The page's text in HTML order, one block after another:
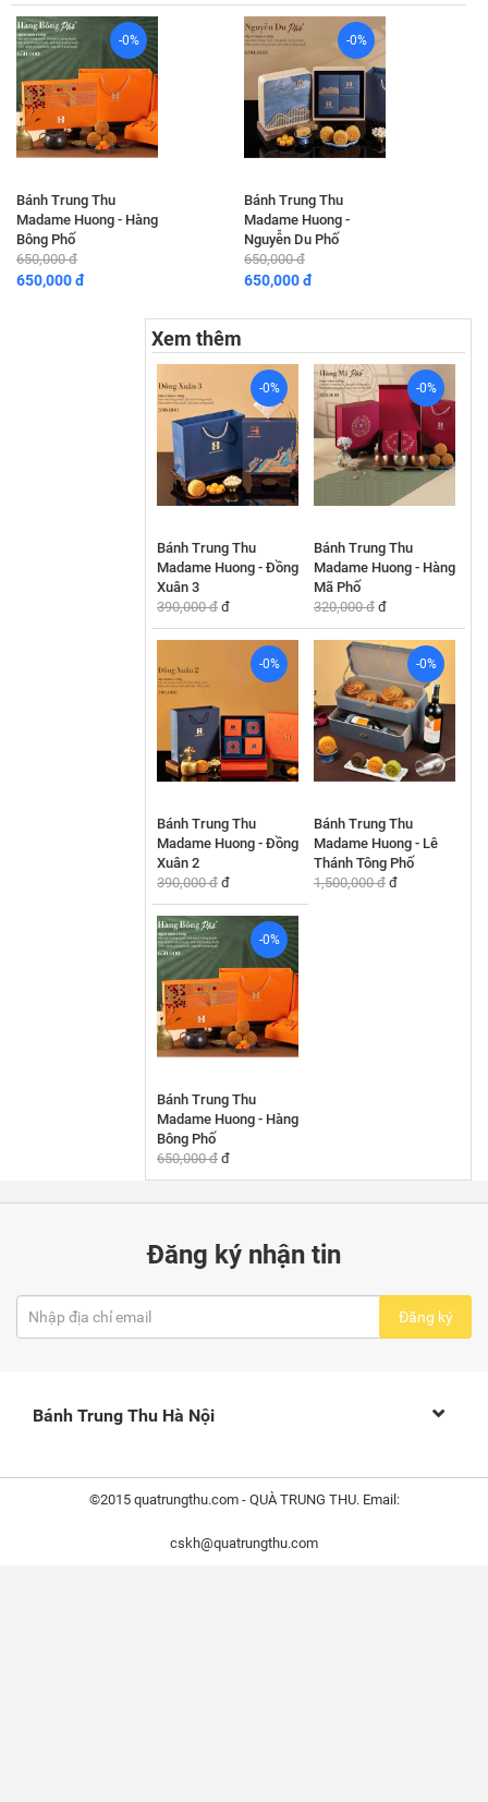
-0%
Bánh Trung Thu
Madame Huong - Hàng
Bông Phố
650,000 đ
650,000 đ
-0%
Bánh Trung Thu
Madame Huong -
Nguyễn Du Phố
650,000 đ
650,000 đ
Xem thêm
-0%
Bánh Trung Thu
Madame Huong - Đồng
Xuân 3
390,000 đ đ
-0%
Bánh Trung Thu
Madame Huong - Hàng
Mã Phố
320,000 đ đ
-0%
Bánh Trung Thu
Madame Huong - Đồng
Xuân 2
390,000 đ đ
-0%
Bánh Trung Thu
Madame Huong - Lê
Thánh Tông Phố
1,500,000 đ đ
-0%
Bánh Trung Thu
Madame Huong - Hàng
Bông Phố
650,000 đ đ
Đăng ký nhận tin
Đăng ký
Bánh Trung Thu Hà Nội
©2015 quatrungthu.com - QUÀ TRUNG THU. Email:
cskh@quatrungthu.com